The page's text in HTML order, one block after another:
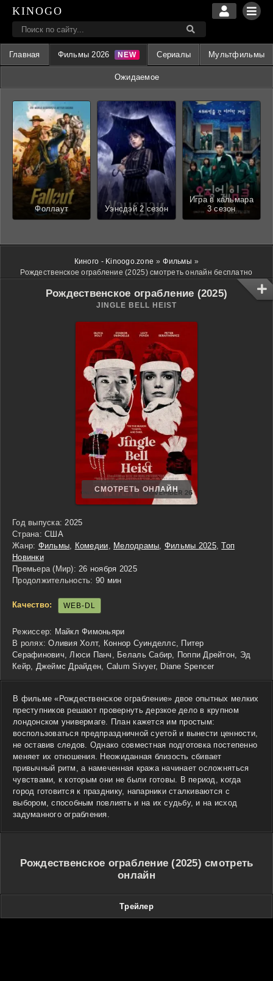
KINOGO
Главная Фильмы 2026 Сериалы Мультфильмы
Ожидаемое
Фоллаут Уэнсдэй 2 сезон
Игра в кальмара
3 сезон
Киного - Kinoogo.zone » Фильмы »
Рождественское ограбление (2025) смотреть онлайн бесплатно
Рождественское ограбление (2025)
JINGLE BELL HEIST
СМОТРЕТЬ ОНЛАЙН
Год выпуска: 2025
Страна: США
Жанр: Фильмы Комедии Мелодрамы Фильмы 2025,Топ
Новинки
Премьера (Мир): 26 ноября 2025
Продолжительность: 90 мин
Качество: WEB-DL
Режиссер: Майкл Фимоньяри
В ролях: Оливия Холт, Коннор Суинделлс, Питер
Серафинович, Люси Панч, Белаль Сабир, Поппи Дрейтон, Эд
Кейр, Джеймс Драйден, Calum Sivyer, Diane Spencer
В фильме «Рождественское ограбление» двое опытных мелких
преступников решают провернуть дерзкое дело в крупном
лондонском универмаге. План кажется им простым:
воспользоваться предпраздничной суетой и вынести ценности,
не оставив следов. Однако совместная подготовка постепенно
меняет их отношения. Неожиданная близость сбивает
привычный ритм, а намеченная кража начинает осложняться
чувствами, к которым они не были готовы. В период, когда
город готовится к празднику, напарники сталкиваются с
выбором, способным повлиять и на их судьбу, и на исход
задуманного ограбления.
Рождественское ограбление (2025) смотреть
онлайн
Трейлер